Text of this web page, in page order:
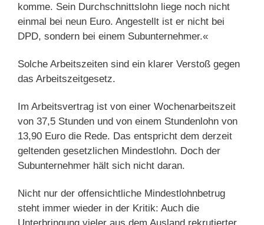
komme. Sein Durchschnittslohn liege noch nicht
einmal bei neun Euro. Angestellt ist er nicht bei
DPD, sondern bei einem Subunternehmer.«
Solche Arbeitszeiten sind ein klarer Verstoß gegen
das Arbeitszeitgesetz.
Im Arbeitsvertrag ist von einer Wochenarbeitszeit
von 37,5 Stunden und von einem Stundenlohn von
13,90 Euro die Rede. Das entspricht dem derzeit
geltenden gesetzlichen Mindestlohn. Doch der
Subunternehmer hält sich nicht daran.
Nicht nur der offensichtliche Mindestlohnbetrug
steht immer wieder in der Kritik: Auch die